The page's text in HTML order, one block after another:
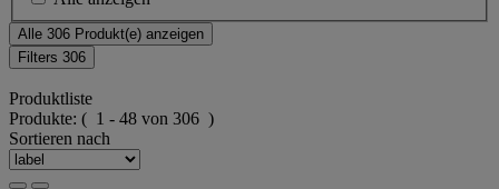
Alle 306 Produkt(e) anzeigen
Filters 306
Produktliste
Produkte: ( 1 - 48 von 306 )
Sortieren nach